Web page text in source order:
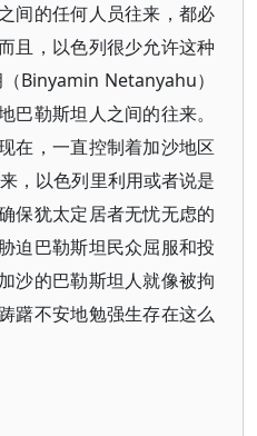
间的任何人员往来，都必
且，以色列很少允许这种
Binyamin Netanyahu）
巴勒斯坦人之间的往来。
在，一直控制着加沙地区
，以色列里利用或者说是
保犹太定居者无忧无虑的
迫巴勒斯坦民众屈服和投
沙的巴勒斯坦人就像被拘
躇不安地勉强生存在这么